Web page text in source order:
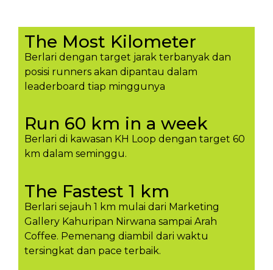
The Most Kilometer
Berlari dengan target jarak terbanyak dan
posisi runners akan dipantau dalam
leaderboard tiap minggunya​
Run 60 km in a week
Berlari di kawasan KH Loop dengan target 60
km dalam seminggu.​
The Fastest 1 km
Berlari sejauh 1 km mulai dari Marketing
Gallery Kahuripan Nirwana sampai Arah
Coffee. Pemenang diambil dari waktu
tersingkat dan pace terbaik.